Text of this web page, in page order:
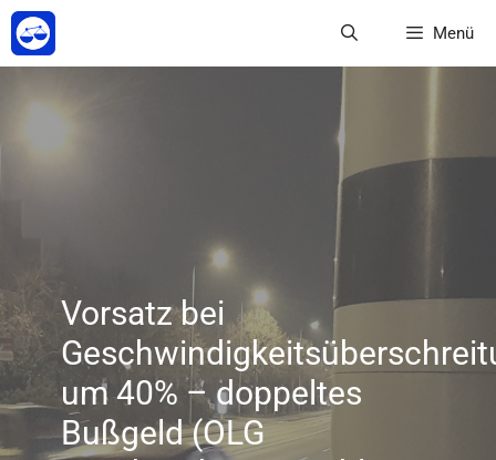
Zum
Inhalt
springen
Menü
Vorsatz bei
um 40% – doppeltes
Bußgeld (OLG